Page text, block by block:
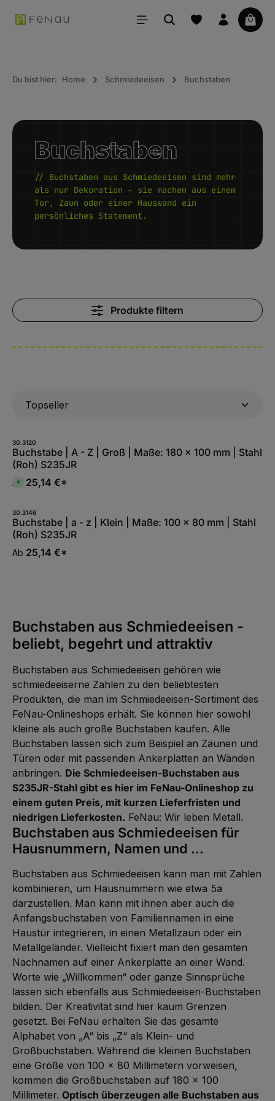
springen
Du bist hier: Home Schmiedeeisen Buchstaben
Buchstaben
// Buchstaben aus Schmiedeeisen sind mehr
als nur Dekoration – sie machen aus einem
Tor, Zaun oder einer Hauswand ein
persönliches Statement.
Produkte filtern
30.3120
Buchstabe | A - Z | Groß | Maße: 180 x 100 mm | Stahl
(Roh) S235JR
S
r
t
v
e
r
f
ü
e
f
r
z
i
t
5
-
1
0
W
e
r
k
t
a
g
e
Ab 25,14 €*
30.3146
Buchstabe | a - z | Klein | Maße: 100 x 80 mm | Stahl
(Roh) S235JR
Ab 25,14 €*
Buchstaben aus Schmiedeeisen -
beliebt, begehrt und attraktiv
Buchstaben aus Schmiedeeisen gehören wie
schmiedeeiserne Zahlen zu den beliebtesten
Produkten, die man im Schmiedeeisen-Sortiment des
FeNau-Onlineshops erhält. Sie können hier sowohl
kleine als auch große Buchstaben kaufen. Alle
Buchstaben lassen sich zum Beispiel an Zäunen und
Türen oder mit passenden Ankerplatten an Wänden
anbringen. Die Schmiedeeisen-Buchstaben aus
S235JR-Stahl gibt es hier im FeNau-Onlineshop zu
einem guten Preis, mit kurzen Lieferfristen und
niedrigen Lieferkosten. FeNau: Wir leben Metall.
Buchstaben aus Schmiedeeisen für
Hausnummern, Namen und …
Buchstaben aus Schmiedeeisen kann man mit Zahlen
kombinieren, um Hausnummern wie etwa 5a
darzustellen. Man kann mit ihnen aber auch die
Anfangsbuchstaben von Familiennamen in eine
Haustür integrieren, in einen Metallzaun oder ein
Metallgeländer. Vielleicht fixiert man den gesamten
Nachnamen auf einer Ankerplatte an einer Wand.
Worte wie „Willkommen“ oder ganze Sinnsprüche
lassen sich ebenfalls aus Schmiedeeisen-Buchstaben
bilden. Der Kreativität sind hier kaum Grenzen
gesetzt. Bei FeNau erhalten Sie das gesamte
Alphabet von „A“ bis „Z“ als Klein- und
Großbuchstaben. Während die kleinen Buchstaben
eine Größe von 100 x 80 Millimetern vorweisen,
kommen die Großbuchstaben auf 180 x 100
Millimeter. Optisch überzeugen alle Buchstaben aus